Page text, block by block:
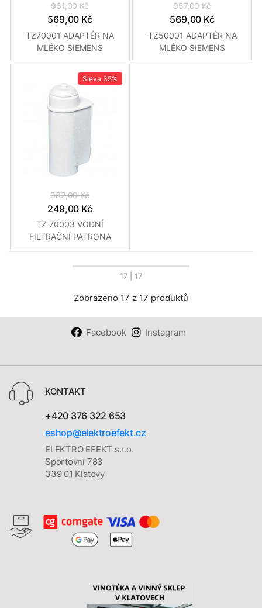
961,00 Kč
569,00 Kč
TZ70001 ADAPTÉR NA
MLÉKO SIEMENS
957,00 Kč
569,00 Kč
TZ50001 ADAPTÉR NA
MLÉKO SIEMENS
Sleva 35%
382,00 Kč
249,00 Kč
TZ 70003 VODNÍ
FILTRAČNÍ PATRONA
SIEMENS
17 | 17
Zobrazeno 17 z 17 produktů
Facebook Instagram
KONTAKT
+420 376 322 653
eshop@elektroefekt.cz
ELEKTRO EFEKT s.r.o.
Sportovní 783
339 01 Klatovy